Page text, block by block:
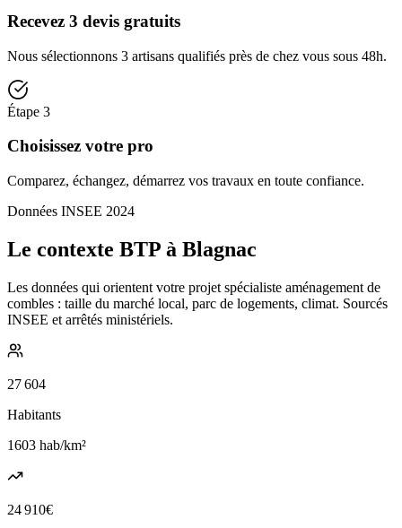
Recevez 3 devis gratuits
Nous sélectionnons 3 artisans qualifiés près de chez vous sous 48h.
Étape 3
Choisissez votre pro
Comparez, échangez, démarrez vos travaux en toute confiance.
Données INSEE 2024
Le contexte BTP à Blagnac
Les données qui orientent votre projet spécialiste aménagement de
combles : taille du marché local, parc de logements, climat. Sourcés
INSEE et arrêtés ministériels.
27 604
Habitants
1603 hab/km²
24 910€